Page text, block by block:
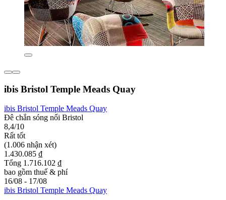
ibis Bristol Temple Meads Quay
ibis Bristol Temple Meads Quay
Đê chắn sóng nổi Bristol
8,4/10
Rất tốt
(1.006 nhận xét)
1.430.085 ₫
Tổng 1.716.102 ₫
bao gồm thuế & phí
16/08 - 17/08
ibis Bristol Temple Meads Quay